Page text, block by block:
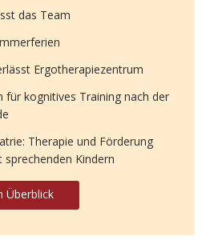
das Team
Ergotherapiezentrum
für kognitives Training nach der
Therapie und Förderung
Kindern
Überblick